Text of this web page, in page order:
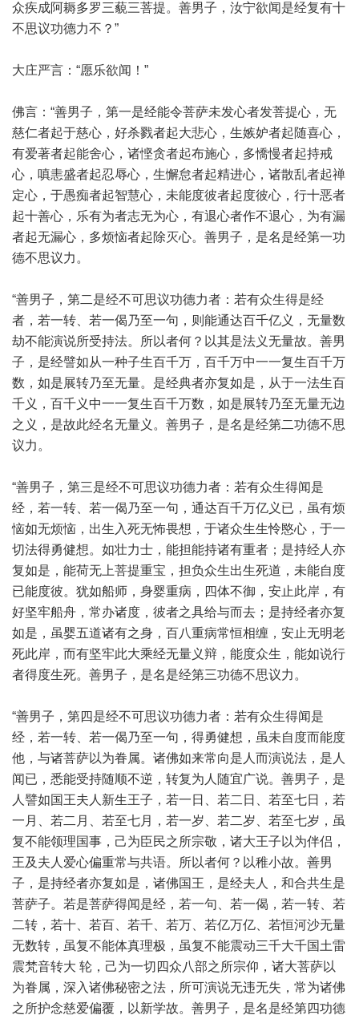
众疾成阿耨多罗三藐三菩提。善男子，汝宁欲闻是经复有十
不思议功德力不？”
大庄严言：“愿乐欲闻！”
佛言：“善男子，第一是经能令菩萨未发心者发菩提心，无
慈仁者起于慈心，好杀戮者起大悲心，生嫉妒者起随喜心，
有爱著者起能舍心，诸悭贪者起布施心，多憍慢者起持戒
心，嗔恚盛者起忍辱心，生懈怠者起精进心，诸散乱者起禅
定心，于愚痴者起智慧心，未能度彼者起度彼心，行十恶者
起十善心，乐有为者志无为心，有退心者作不退心，为有漏
者起无漏心，多烦恼者起除灭心。善男子，是名是经第一功
德不思议力。
“善男子，第二是经不可思议功德力者：若有众生得是经
者，若一转、若一偈乃至一句，则能通达百千亿义，无量数
劫不能演说所受持法。所以者何？以其是法义无量故。善男
子，是经譬如从一种子生百千万，百千万中一一复生百千万
数，如是展转乃至无量。是经典者亦复如是，从于一法生百
千义，百千义中一一复生百千万数，如是展转乃至无量无边
之义，是故此经名无量义。善男子，是名是经第二功德不思
议力。
“善男子，第三是经不可思议功德力者：若有众生得闻是
经，若一转、若一偈乃至一句，通达百千万亿义已，虽有烦
恼如无烦恼，出生入死无怖畏想，于诸众生生怜愍心，于一
切法得勇健想。如壮力士，能担能持诸有重者；是持经人亦
复如是，能荷无上菩提重宝，担负众生出生死道，未能自度
已能度彼。犹如船师，身婴重病，四体不御，安止此岸，有
好坚牢船舟，常办诸度，彼者之具给与而去；是持经者亦复
如是，虽婴五道诸有之身，百八重病常恒相缠，安止无明老
死此岸，而有坚牢此大乘经无量义辩，能度众生，能如说行
者得度生死。善男子，是名是经第三功德不思议力。
“善男子，第四是经不可思议功德力者：若有众生得闻是
经，若一转、若一偈乃至一句，得勇健想，虽未自度而能度
他，与诸菩萨以为眷属。诸佛如来常向是人而演说法，是人
闻已，悉能受持随顺不逆，转复为人随宜广说。善男子，是
人譬如国王夫人新生王子，若一日、若二日、若至七日，若
一月、若二月、若至七月，若一岁、若二岁、若至七岁，虽
复不能领理国事，己为臣民之所宗敬，诸大王子以为伴侣，
王及夫人爱心偏重常与共语。所以者何？以稚小故。善男
子，是持经者亦复如是，诸佛国王，是经夫人，和合共生是
菩萨子。若是菩萨得闻是经，若一句、若一偈，若一转、若
二转，若十、若百、若千、若万、若亿万亿、若恒河沙无量
无数转，虽复不能体真理极，虽复不能震动三千大千国土雷
震梵音转大 轮，己为一切四众八部之所宗仰，诸大菩萨以
为眷属，深入诸佛秘密之法，所可演说无违无失，常为诸佛
之所护念慈爱偏覆，以新学故。善男子，是名是经第四功德